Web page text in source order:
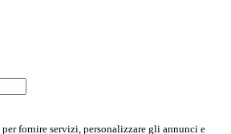
fornire servizi, personalizzare gli annunci e